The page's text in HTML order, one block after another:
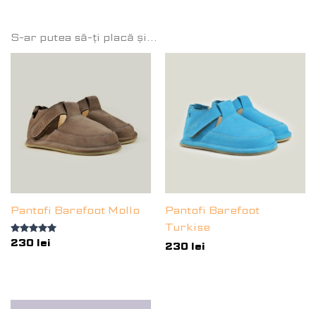
S-ar putea să-ți placă și…
Pantofi Barefoot Mollo
Evaluat la
5.00
230 lei
Pantofi Barefoot
Turkise
230 lei